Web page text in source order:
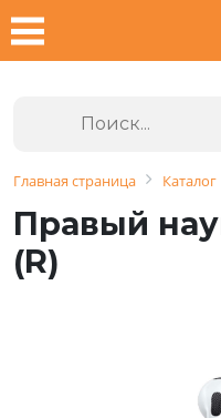
Главная страница Каталог
Правый
(R)